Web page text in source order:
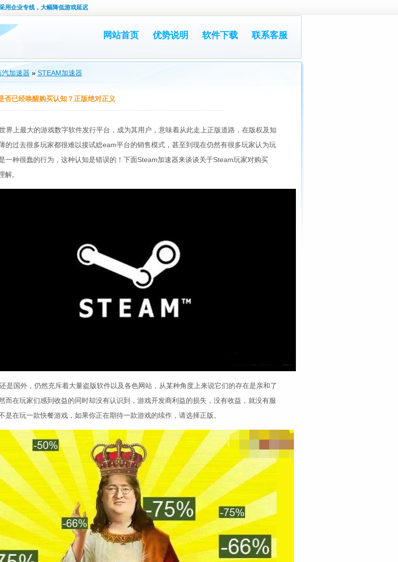
用企业专线，大幅降低游戏延迟
网站首页 优势说明 软件下载 联系客服
加速器 » STEAM加速器
否已经唤醒购买认知？正版绝对正义
界上最大的游戏数字软件发行平台，成为其用户，意味着从此走上正版道路，在版权及知
的过去很多玩家都很难以接试総eam平台的销售模式，甚至到现在仍然有很多玩家认为玩
一种很蠢的行为，这种认知是错误的！下面Steam加速器来谈谈关于Steam玩家对购买
解。
是国外，仍然充斥着大量盗版软件以及各色网站，从某种角度上来说它们的存在是亲和了
而在玩家们感到收益的同时却没有认识到，游戏开发商利益的损失，没有收益，就没有服
是在玩一款快餐游戏，如果你正在期待一款游戏的续作，请选择正版。